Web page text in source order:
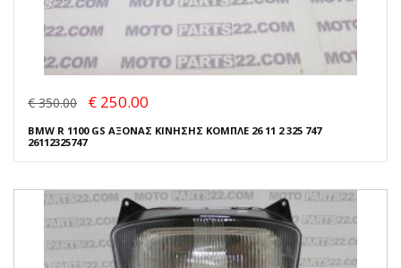
€ 350.00 € 250.00
BMW R 1100 GS ΑΞΟΝΑΣ ΚΙΝΗΣΗΣ ΚΟΜΠΛΕ 26 11 2 325 747
26112325747